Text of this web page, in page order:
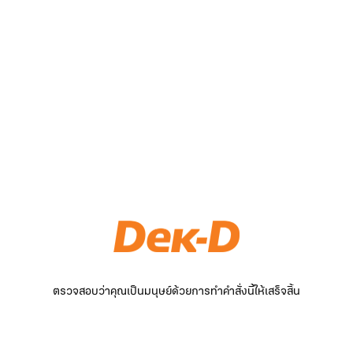
ตรวจสอบว่าคุณเป็นมนุษย์ด้วยการทำคำสั่งนี้ให้เสร็จสิ้น